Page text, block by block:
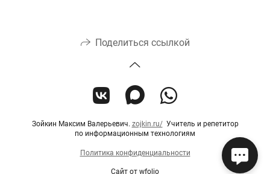
Поделиться ссылкой
Зойкин Максим Валерьевич. zojkin.ru/Учитель и репетитор
по информационным технологиям
Политика конфиденциальности
Сайт от wfolio